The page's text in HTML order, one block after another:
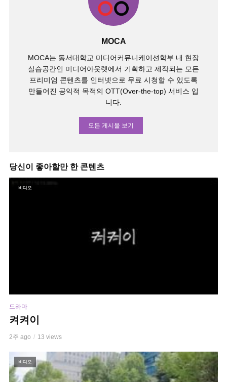
MOCA
MOCA는 동서대학교 미디어커뮤니케이션학부 내 현장
실습공간인 미디어아웃렛에서 기획하고 제작되는 모든
프리미엄 콘텐츠를 인터넷으로 무료 시청할 수 있도록
만들어진 공익적 목적의 OTT(Over-the-top) 서비스 입
니다.
모든 게시물 보기
당신이 좋아할만 한 콘텐츠
비디오
드라마
켜켜이
2주 ago 13 views
비디오